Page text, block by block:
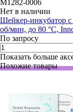
M1282-0006
Нет в наличии
Шейкер-инкубатор
об/мин, до 80 °C,
По запросу
Показать больше
Похожие товары